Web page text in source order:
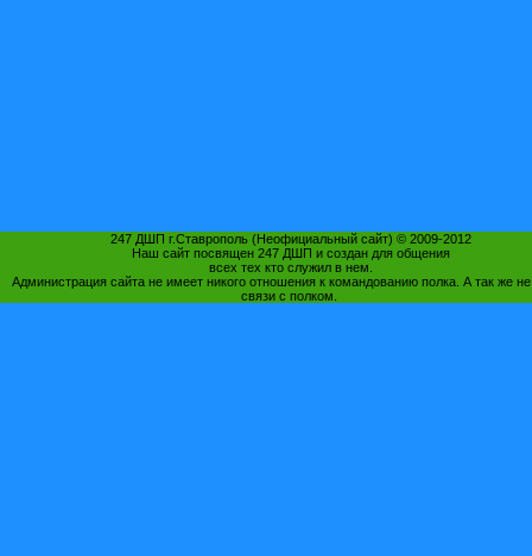
247 ДШП г.Ставрополь (Неофициальный сайт) © 2009-2012
Наш сайт посвящен 247 ДШП и создан для общения
всех тех кто служил в нем.
Администрация сайта не имеет никого отношения к командованию полка. А так же
связи с полком.